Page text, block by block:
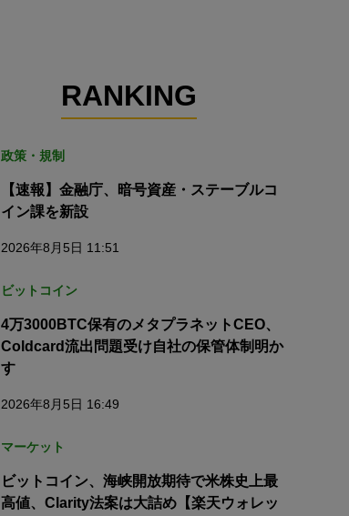
RANKING
政策・規制
【速報】金融庁、暗号資産・ステーブルコ
イン課を新設
2026年8月5日 11:51
ビットコイン
4万3000BTC保有のメタプラネットCEO、
Coldcard流出問題受け自社の保管体制明か
す
2026年8月5日 16:49
マーケット
ビットコイン、海峡開放期待で米株史上最
高値、Clarity法案は大詰め【楽天ウォレッ